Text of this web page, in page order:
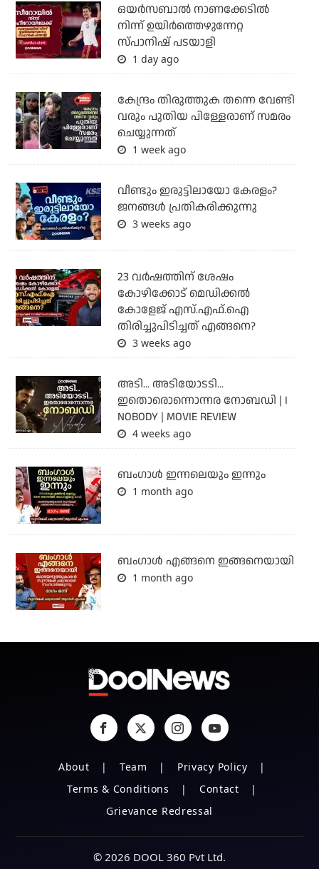
ഒയര്‍സബാൽ നാണക്കേടിൽ
നിന്ന് ഉയിർത്തെഴുന്നേറ്റ
സ്പാനിഷ് പടയാളി
1 day ago
കേന്ദ്രം തിരുത്തുക തന്നെ വേണ്ടി
വരും പുതിയ പിള്ളേരാണ് സമരം
ചെയ്യുന്നത്
1 week ago
വീണ്ടും ഇരുട്ടിലായോ കേരളം?
ജനങ്ങൾ പ്രതികരിക്കുന്നു
3 weeks ago
23 വർഷത്തിന് ശേഷം
കോഴിക്കോട് മെഡിക്കൽ
കോളേജ് എസ്.എഫ്.ഐ
തിരിച്ചുപിടിച്ചത് എങ്ങനെ?
3 weeks ago
അടി... അടിയോടടി...
ഇതൊരൊന്നൊന്നര നോബഡി | I
NOBODY | MOVIE REVIEW
4 weeks ago
ബംഗാള്‍ ഇന്നലെയും ഇന്നും
1 month ago
ബം​ഗാൾ എങ്ങനെ ഇങ്ങനെയായി
1 month ago
About Team
Privacy Policy
Terms & Conditions
Contact
Grievance Redressal
© 2026 DOOL 360 Pvt Ltd.